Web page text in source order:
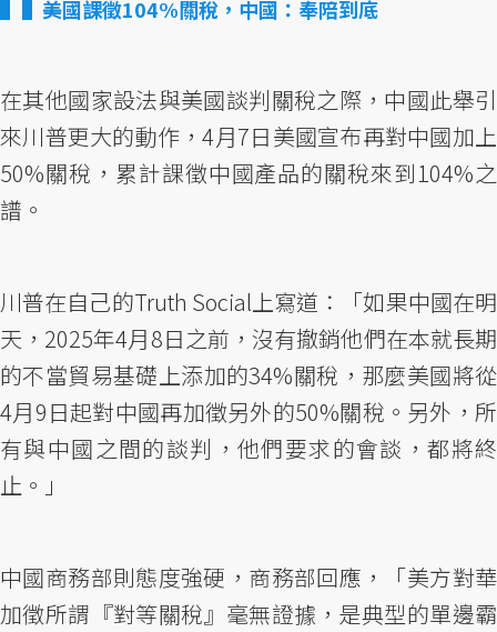
▌美國課徵104%關稅，中國：奉陪到底
在其他國家設法與美國談判關稅之際，中國此舉引
來川普更大的動作，4月7日美國宣布再對中國加上
50%關稅，累計課徵中國產品的關稅來到104%之
譜。
川普在自己的Truth Social上寫道：「如果中國在明
天，2025年4月8日之前，沒有撤銷他們在本就長期
的不當貿易基礎上添加的34%關稅，那麼美國將從
4月9日起對中國再加徵另外的50%關稅。另外，所
有與中國之間的談判，他們要求的會談，都將終
止。」
中國商務部則態度強硬，商務部回應，「美方對華
加徵所謂『對等關稅』毫無證據，是典型的單邊霸